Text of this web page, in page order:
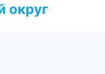
округ